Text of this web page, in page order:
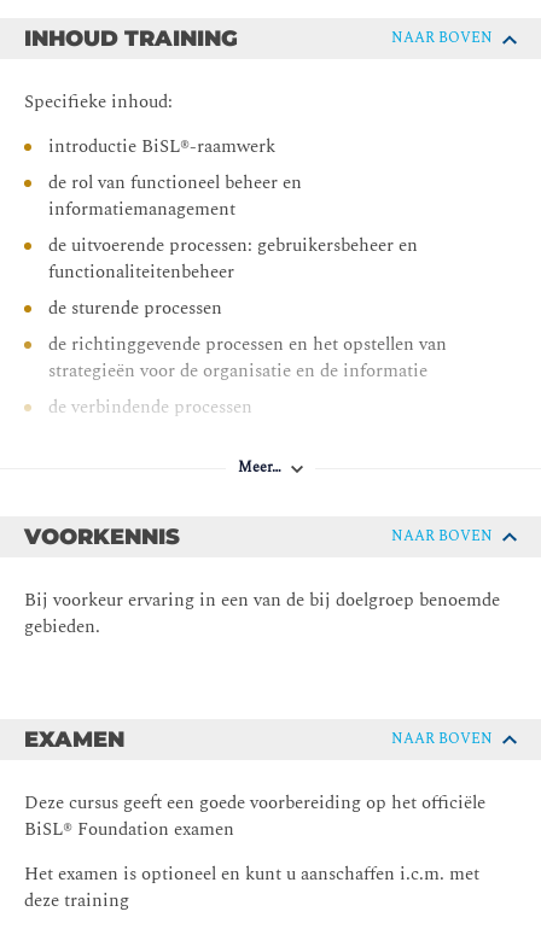
Het onderkennen van het toenemend belang van
functioneel beheer;
Het kweken van enthousiasme voor deze aanpak;
INHOUD TRAINING NAAR BOVEN
Specifieke inhoud:
introductie BiSL®-raamwerk
de rol van functioneel beheer en
informatiemanagement
de uitvoerende processen: gebruikersbeheer en
functionaliteitenbeheer
de sturende processen
de richtinggevende processen en het opstellen van
strategieën voor de organisatie en de informatie
de verbindende processen
invoering en gebruik BiSL®
Meer…
VOORKENNIS NAAR BOVEN
Bij voorkeur ervaring in een van de bij doelgroep benoemde
gebieden.
EXAMEN NAAR BOVEN
Deze cursus geeft een goede voorbereiding op het officiële
BiSL® Foundation examen
Het examen is optioneel en kunt u aanschaffen i.c.m. met
deze training